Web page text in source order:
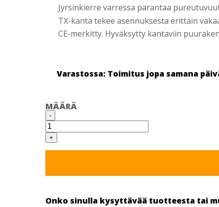
Jyrsinkierre varressa parantaa
TX-kanta tekee asennuksesta erittäin
CE-merkitty. Hyväksytty kantaviin
Varastossa: Toimitus jopa samana
MÄÄRÄ
PUURUUVI
TOPKON
LAIPPAK
6,0X140
DURAMAX
TX30
määrä
-
+
Onko sinulla kysyttävää tuotteesta tai